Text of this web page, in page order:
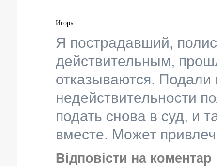
Игорь
Я пострадавший,
действительным,
отказываются. Подали
недействительности
подать снова в суд, и
вместе. Может
Відповісти на коментар